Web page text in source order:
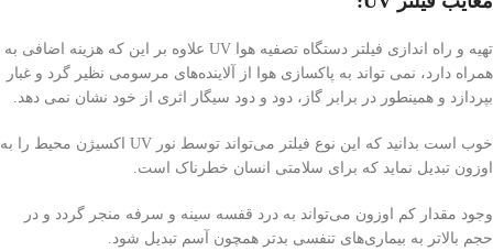
تهیه و راه اندازی فیلتر دستگاه تصفیه هوا UV علاوه بر این که هزینه اضافی به
همراه دارد، نمی تواند به پاکسازی هوا از آلاینده‌های مرسومی نظیر گرد و غبار
بپردازد و همینطور در برابر گاز، دود و دود سیگار اثری از خود نشان نمی دهد.
خوب است بدانید که این نوع فیلتر می‌تواند توسط نور UV اکسیژن محیط را به
اوزون تبدیل نماید که برای سلامتی انسان خطرناک است.
وجود مقدار کم اوزون می‌تواند به درد قفسه سینه و سرفه منجر گردد و در
حجم بالاتر به بیماری‌های تنفسی بدتر همچون آسم تبدیل شود.